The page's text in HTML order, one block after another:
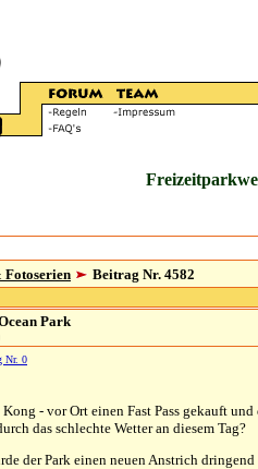
Fotoserien Beitrag Nr. 4582
Park
Nr. 0
Kong - vor Ort einen Fast Pass gekauft
das schlechte Wetter an diesem Tag?
der Park einen neuen Anstrich